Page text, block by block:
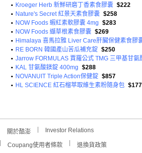
• Kroeger Herb 新鮮研磨丁香素食膠囊 $222
• Nature's Secret 紅景天素食膠囊 $258
• NOW Foods 蝦紅素軟膠囊 4mg $283
• NOW Foods 纈草根素食膠囊 $269
• Himalaya 喜馬拉雅 Liver Care肝臟保健素食膠
• RE BORN 韓國產山苦瓜補充錠 $250
• Jarrow FORMULAS 賈羅公式 TMG 三甲基甘氨
• KAL 甘氨酸鎂錠 400mg $288
• NOVANUIT Triple Action保健錠 $857
• HL SCIENCE 紅石榴萃取維生素粉隨身包 $177
關於酷澎 Investor Relations
Coupang使用者條款 退換貨政策